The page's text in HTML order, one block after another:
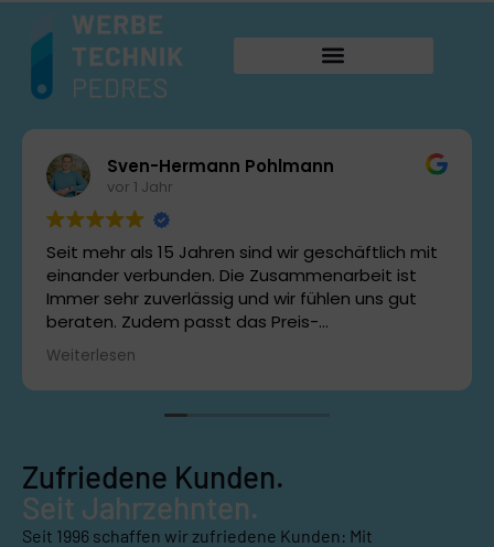
Sven-Hermann Pohlmann
vor 1 Jahr
Seit mehr als 15 Jahren sind wir geschäftlich mit
einander verbunden. Die Zusammenarbeit ist
Immer sehr zuverlässig und wir fühlen uns gut
beraten. Zudem passt das Preis-
Leistungsverhältnis. Wir freuen uns auf noch viele
gemeinsame Projekte.
Weiterlesen
Zufriedene Kunden.
Seit Jahrzehnten.
Seit 1996 schaffen wir zufriedene Kunden: Mit